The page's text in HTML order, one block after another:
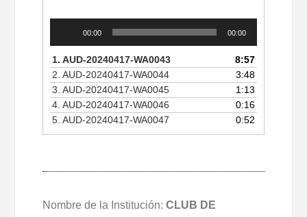
00:00 00:00
1.AUD-20240417-WA0043
8:57
2.AUD-20240417-WA0044
3:48
3.AUD-20240417-WA0045
1:13
4.AUD-20240417-WA0046
0:16
5.AUD-20240417-WA0047 0:52
Nombre de la Institución: CLUB DE